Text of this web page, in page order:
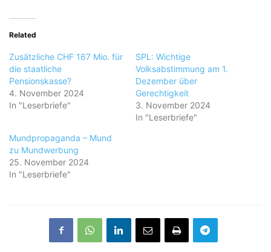
Related
Zusätzliche CHF 167 Mio. für
die staatliche
Pensionskasse?
4. November 2024
In "Leserbriefe"
SPL: Wichtige
Volksabstimmung am 1.
Dezember über
Gerechtigkeit
3. November 2024
In "Leserbriefe"
Mundpropaganda – Mund
zu Mundwerbung
25. November 2024
In "Leserbriefe"